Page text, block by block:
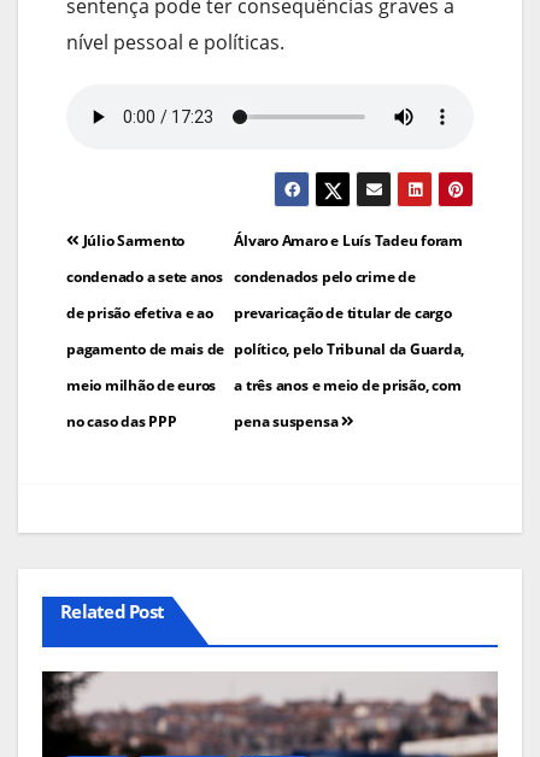
sentença pode ter consequências graves a
nível pessoal e políticas.
Navegação
de
artigos
Álvaro Amaro e Luís Tadeu foram
condenados pelo crime de
prevaricação de titular de cargo
político, pelo Tribunal da Guarda,
a três anos e meio de prisão, com
pena suspensa
Júlio Sarmento
condenado a sete anos
de prisão efetiva e ao
pagamento de mais de
meio milhão de euros
no caso das PPP
Related Post